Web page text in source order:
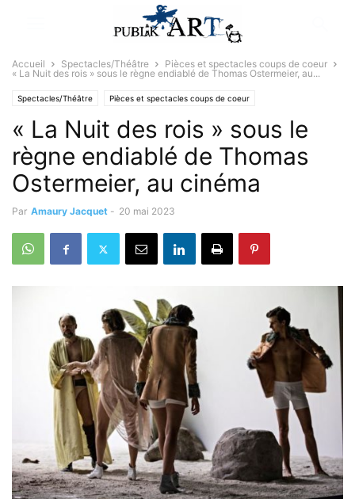
Accueil Spectacles/Théâtre
Pièces et spectacles coups de coeur
« La Nuit des rois » sous le règne endiablé de Thomas Ostermeier, au...
Spectacles/Théâtre Pièces et spectacles coups de coeur
« La Nuit des rois » sous le
règne endiablé de Thomas
Ostermeier, au cinéma
Par Amaury Jacquet - 20 mai 2023